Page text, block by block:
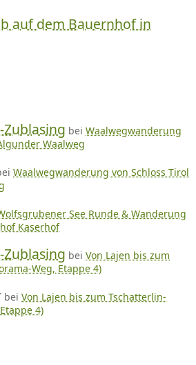
auf dem Bauernhof in
bei Waalwegwanderung
Waalweg
Waalwegwanderung von Schloss Tirol
See Runde & Wanderung
Kaserhof
bei Von Lajen bis zum
Weg, Etappe 4)
bei Von Lajen bis zum Tschatterlin-
4)